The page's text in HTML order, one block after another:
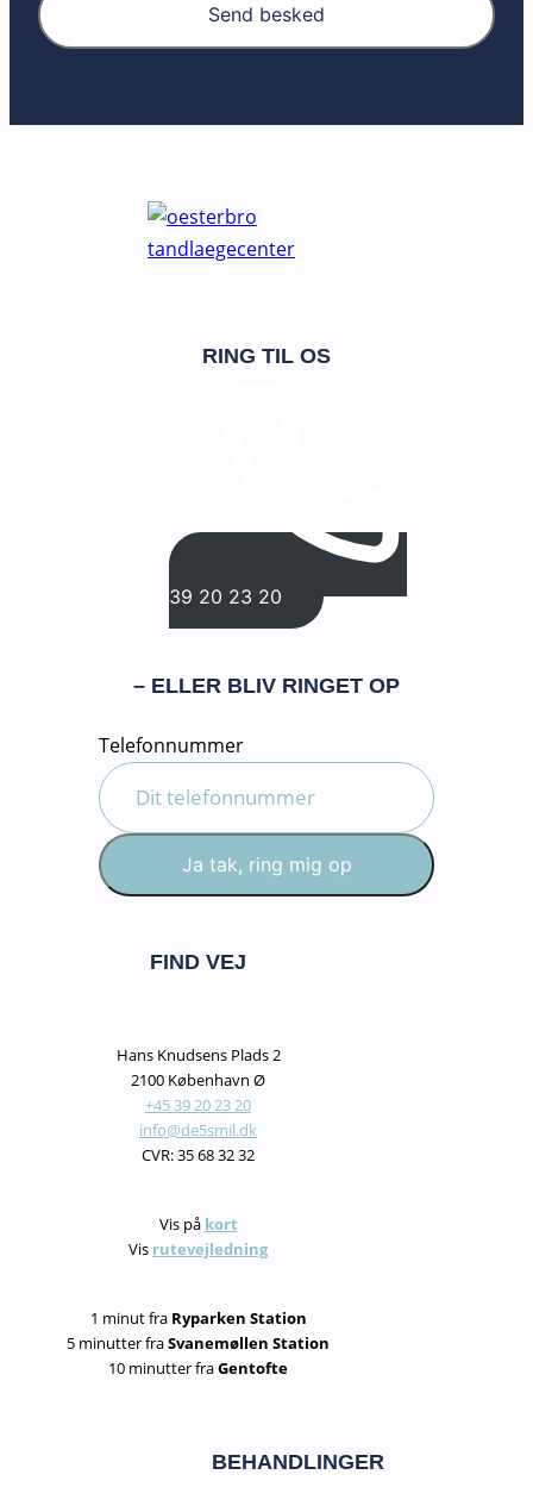
Send besked
RING TIL OS
39 20 23 20
– ELLER BLIV RINGET OP
Telefonnummer
Ja tak, ring mig op
FIND VEJ
Hans Knudsens Plads 2
2100 København Ø
+45 39 20 23 20
info@de5smil.dk
CVR: 35 68 32 32
Vis på kort
Vis rutevejledning
1 minut fra Ryparken Station
5 minutter fraSvanemøllen Station
10 minutter fraGentofte
BEHANDLINGER